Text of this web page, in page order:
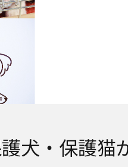
犬・保護猫